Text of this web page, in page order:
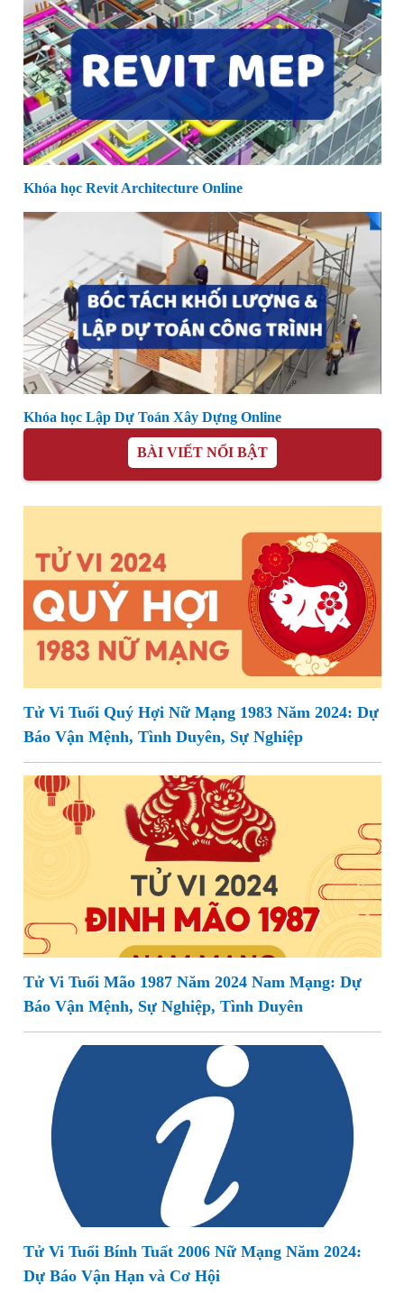
Khóa học Revit Architecture Online
Khóa học Lập Dự Toán Xây Dựng Online
BÀI VIẾT NỔI BẬT
Tử Vi Tuổi Quý Hợi Nữ Mạng 1983 Năm 2024: Dự
Báo Vận Mệnh, Tình Duyên, Sự Nghiệp
Tử Vi Tuổi Mão 1987 Năm 2024 Nam Mạng: Dự
Báo Vận Mệnh, Sự Nghiệp, Tình Duyên
Tử Vi Tuổi Bính Tuất 2006 Nữ Mạng Năm 2024:
Dự Báo Vận Hạn và Cơ Hội